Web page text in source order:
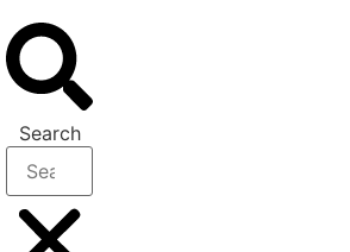
Search